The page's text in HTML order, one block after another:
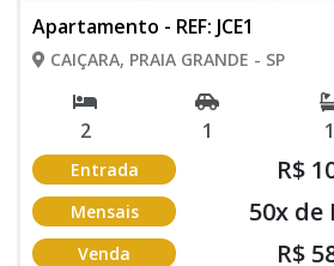
Apartamento - REF: JCE1
CAIÇARA, PRAIA GRANDE - SP
2 1 1
Entrada R$
Mensais 50x de
Venda R$